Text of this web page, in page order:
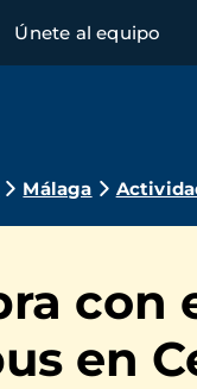
Únete al equipo
Málaga
con
en